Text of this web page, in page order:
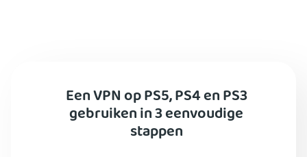
Een VPN op PS5, PS4 en PS3
gebruiken in 3 eenvoudige
stappen